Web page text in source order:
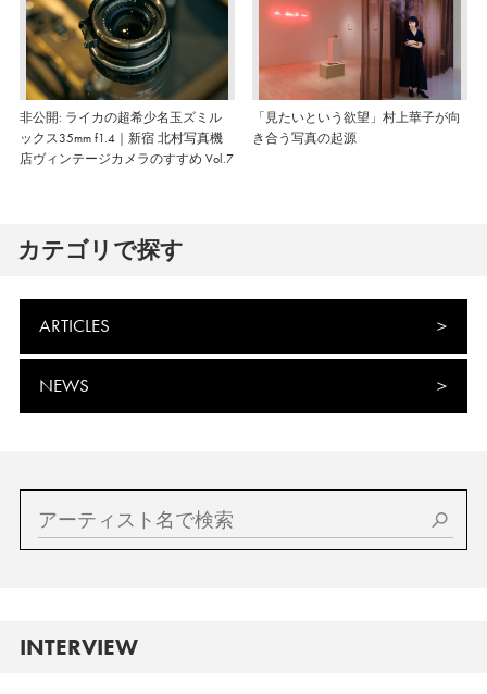
非公開: ライカの超希少名玉ズミル
ックス35mm f1.4｜新宿 北村写真機
店ヴィンテージカメラのすすめ Vol.7
「見たいという欲望」村上華子が向
き合う写真の起源
カテゴリで探す
ARTICLES
NEWS
INTERVIEW